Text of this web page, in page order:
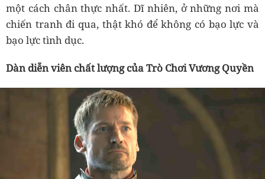
một cách chân thực nhất. Dĩ nhiên, ở những nơi mà
chiến tranh đi qua, thật khó để không có bạo lực và
bạo lực tình dục.
Dàn diễn viên chất lượng của Trò Chơi Vương Quyền